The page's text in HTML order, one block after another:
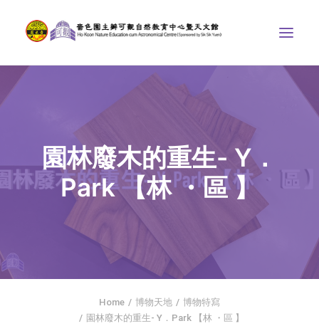
中心介紹
博物天地
比賽/專題計劃
園林廢木的重生- Y．
Park 【林 ・區 】
Home 博物天地
博物特寫
園林廢木的重生- Y．Park 【林 ・區 】